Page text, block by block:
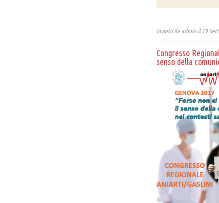
Inviato da adminil 19
Congresso
senso della